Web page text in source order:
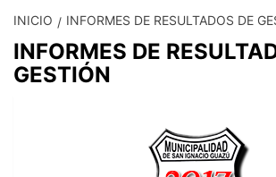
INICIO INFORMES DE RESULTADOS DE
INFORMES DE
GESTIÓN